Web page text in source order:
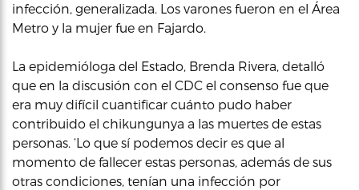
infección, generalizada. Los varones fueron en el Área
Metro y la mujer fue en Fajardo.
La epidemióloga del Estado, Brenda Rivera, detalló
que en la discusión con el CDC el consenso fue que
era muy difícil cuantificar cuánto pudo haber
contribuido el chikungunya a las muertes de estas
personas. ‘Lo que sí podemos decir es que al
momento de fallecer estas personas, además de sus
otras condiciones, tenían una infección por